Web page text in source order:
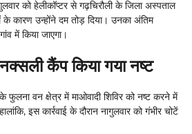
को हेलीकॉप्टर से गढ़चिरौली के जिला अस्पताल
के कारण उन्होंने दम तोड़ दिया। उनका अंतिम
में किया जाएगा।
नक्सली कैंप किया गया नष्ट
फुलना वन क्षेत्र में माओवादी शिविर को नष्ट करने में
इस कार्रवाई के दौरान नागुलवार को गंभीर चोटें